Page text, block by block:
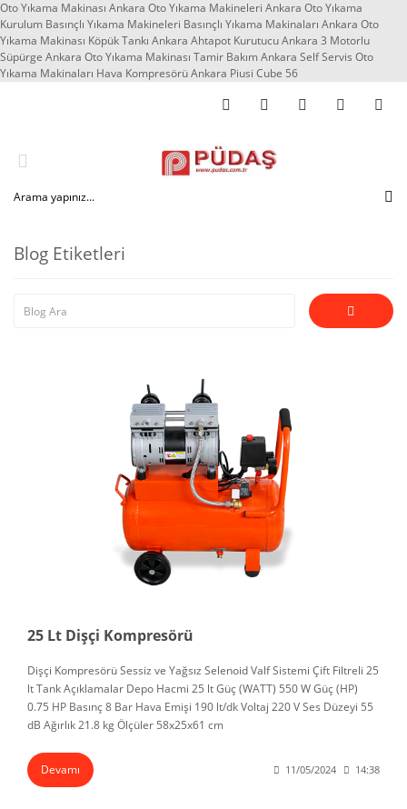
Oto Yıkama Makinası Ankara Oto Yıkama Makineleri Ankara Oto Yıkama
Kurulum Basınçlı Yıkama Makineleri Basınçlı Yıkama Makinaları Ankara Oto
Yıkama Makinası Köpük Tankı Ankara Ahtapot Kurutucu Ankara 3 Motorlu
Süpürge Ankara Oto Yıkama Makinası Tamir Bakım Ankara Self Servis Oto
Yıkama Makinaları Hava Kompresörü Ankara Piusi Cube 56
Blog Etiketleri
25 Lt Dişçi Kompresörü
Dişçi Kompresörü Sessiz ve Yağsız Selenoid Valf Sistemi Çift Filtreli 25
lt Tank Açıklamalar Depo Hacmi 25 lt Güç (WATT) 550 W Güç (HP)
0.75 HP Basınç 8 Bar Hava Emişi 190 lt/dk Voltaj 220 V Ses Düzeyi 55
dB Ağırlık 21.8 kg Ölçüler 58x25x61 cm
Devamı 11/05/2024 14:38